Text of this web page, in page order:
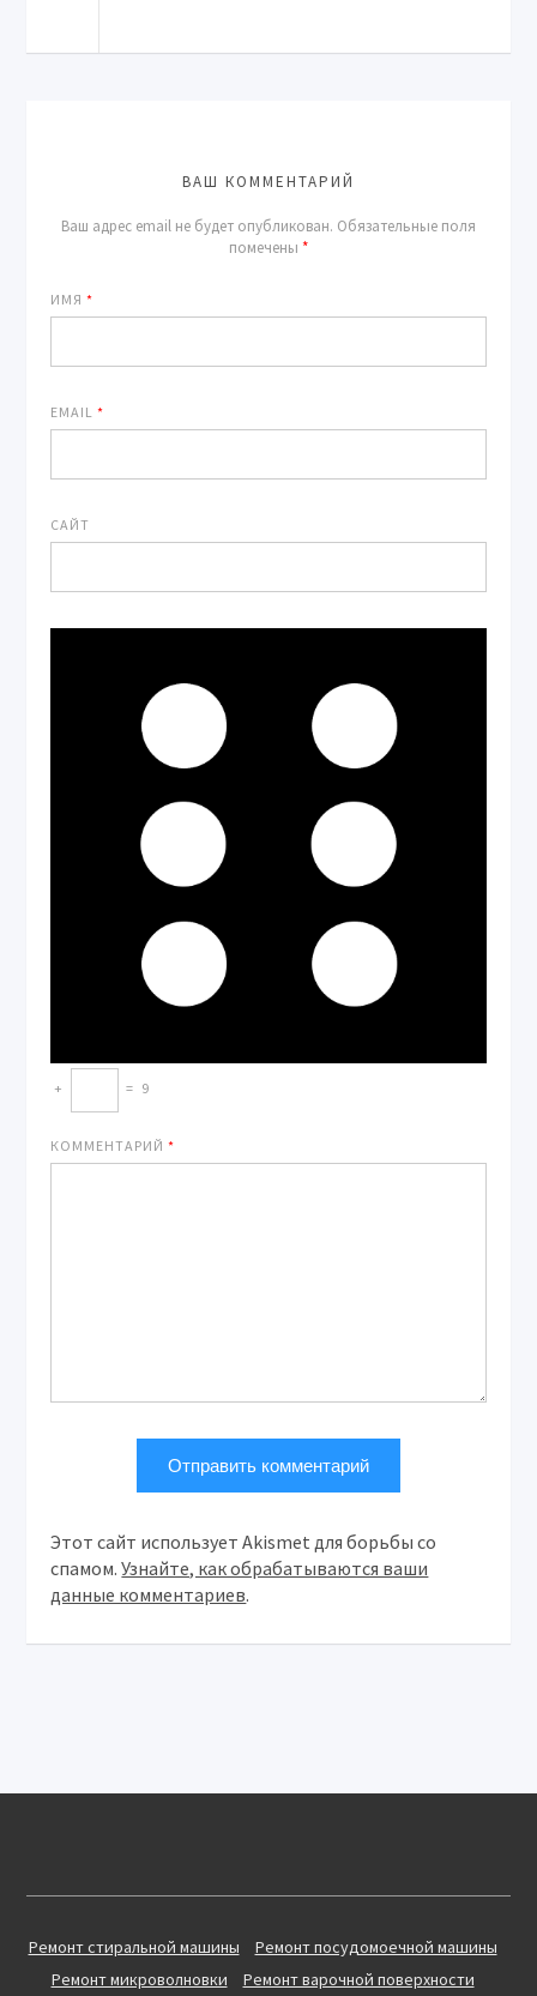
ВАШ КОММЕНТАРИЙ
Ваш адрес email не будет опубликован. Обязательные поля
помечены *
ИМЯ*
EMAIL*
САЙТ
+ = 9
КОММЕНТАРИЙ*
Этот сайт использует Akismet для борьбы со
спамом.Узнайте, как обрабатываются ваши
данные комментариев.
Ремонт стиральной машины
Ремонт посудомоечной машины
Ремонт микроволновки
Ремонт варочной поверхности